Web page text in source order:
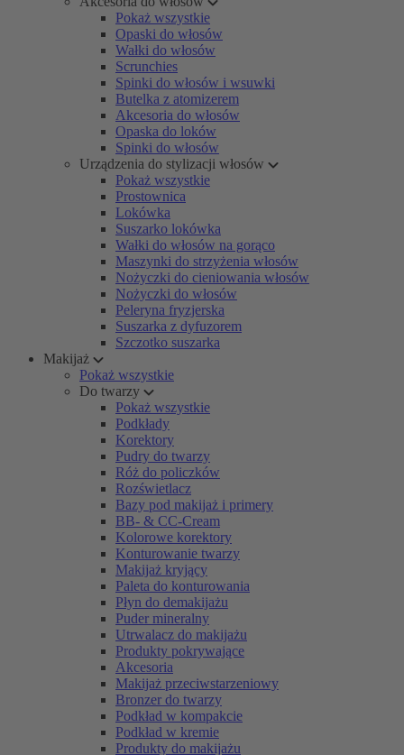
Pokaż wszystkie
Opaski do włosów
Wałki do włosów
Scrunchies
Spinki do włosów i wsuwki
Butelka z atomizerem
Akcesoria do włosów
Opaska do loków
Spinki do włosów
Urządzenia do stylizacji włosów
Pokaż wszystkie
Prostownica
Lokówka
Suszarko lokówka
Wałki do włosów na gorąco
Maszynki do strzyżenia włosów
Nożyczki do cieniowania włosów
Nożyczki do włosów
Peleryna fryzjerska
Suszarka z dyfuzorem
Szczotko suszarka
Makijaż
Pokaż wszystkie
Do twarzy
Pokaż wszystkie
Podkłady
Korektory
Pudry do twarzy
Róż do policzków
Rozświetlacz
Bazy pod makijaż i primery
BB- & CC-Cream
Kolorowe korektory
Konturowanie twarzy
Makijaż kryjący
Paleta do konturowania
Płyn do demakijażu
Puder mineralny
Utrwalacz do makijażu
Produkty pokrywające
Akcesoria
Makijaż przeciwstarzeniowy
Bronzer do twarzy
Podkład w kompakcie
Podkład w kremie
Produkty do makijażu